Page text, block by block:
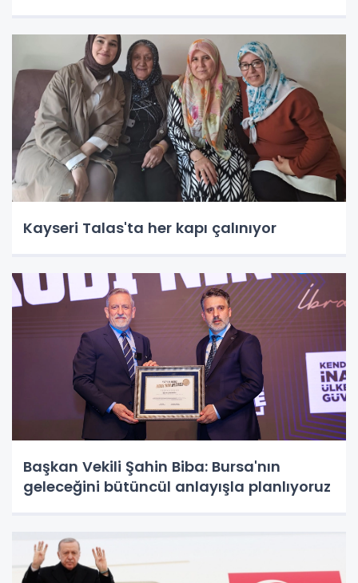
Kayseri Talas'ta her kapı çalınıyor
Başkan Vekili Şahin Biba: Bursa'nın
geleceğini bütüncül anlayışla planlıyoruz